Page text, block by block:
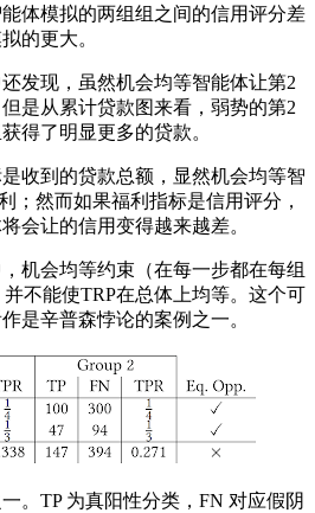
体模拟的两组组之间的信用评分差
的更大。
现，虽然机会均等智能体让第2
是从累计贷款图来看，弱势的第2
得了明显更多的贷款。
到的贷款总额，显然机会均等智
；然而如果福利指标是信用评分，
会让的信用变得越来越差。
会均等约束（在每一步都在每组
不能使TRP在总体上均等。这个可
是辛普森悖论的案例之一。
TP 为真阳性分类，FN 对应假阴